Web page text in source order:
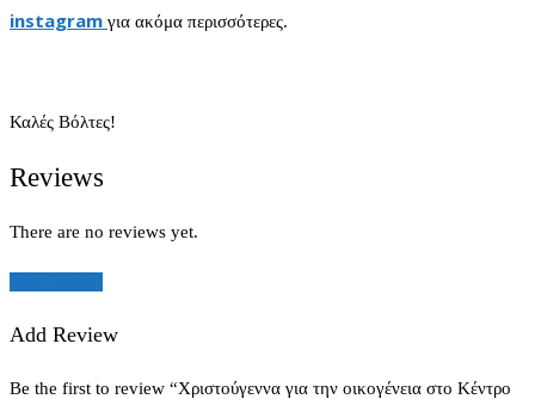
instagram για ακόμα περισσότερες.
Καλές Βόλτες!
Reviews
There are no reviews yet.
Add Review
Be the first to review “Χριστούγεννα για την οικογένεια στο Κέντρο